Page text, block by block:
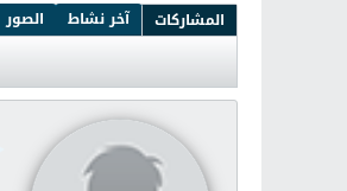
المشاركات آخر نشاط الصور